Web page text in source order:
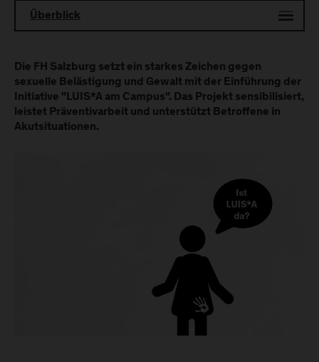
Überblick
Die FH Salzburg setzt ein starkes Zeichen gegen
sexuelle Belästigung und Gewalt mit der Einführung der
Initiative "LUIS*A am Campus". Das Projekt sensibilisiert,
leistet Präventivarbeit und unterstützt Betroffene in
Akutsituationen.